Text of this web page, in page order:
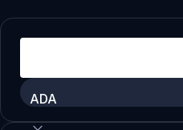
ADA